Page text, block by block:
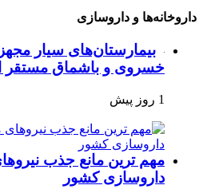
داروخانه‌ها و داروسازی
بیمارستان‌های سیار
خسروی و باشماق
1 روز پیش
مهم ترین مانع جذب
داروسازی کشور